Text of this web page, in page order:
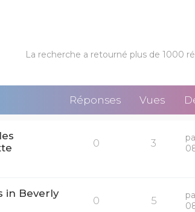
avancée
La recherche a retourné plus de 1000
Réponses Vues
0 3
in Beverly
0 5